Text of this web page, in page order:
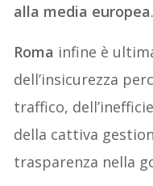
alla media europea.
Roma infine è
dell’insicurezza
traffico,
della cattiva
trasparenza nella